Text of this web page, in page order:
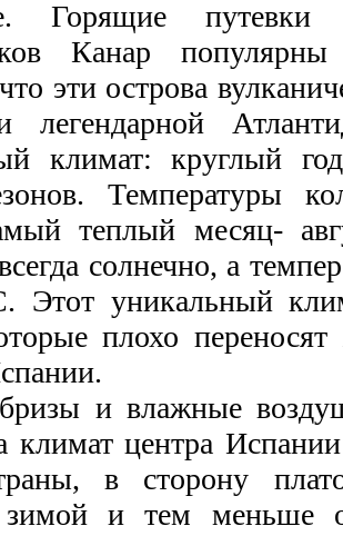
Горящие
Канар
эти острова
легендарной
климат: круглый
Температуры
теплый месяц-
солнечно, а
Этот уникальный
плохо
и влажные
климат центра
в сторону
зимой и тем меньше